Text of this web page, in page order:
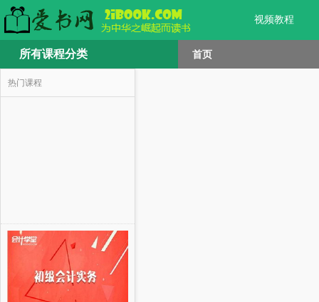
视频教程
所有课程分类 首页
热门课程